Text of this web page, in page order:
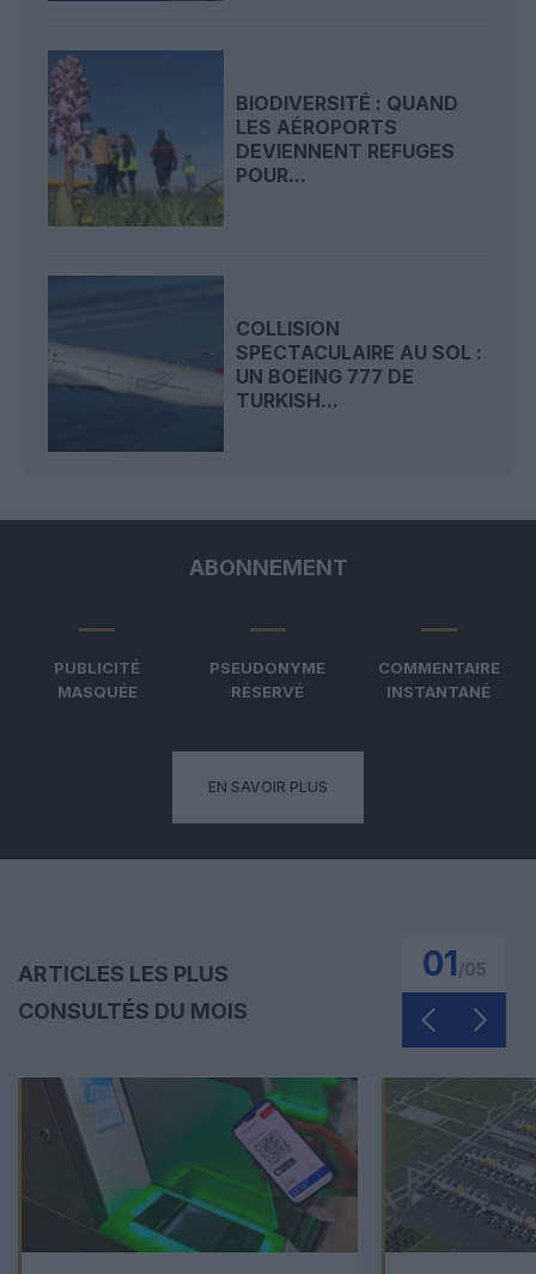
BIODIVERSITÉ : QUAND
LES AÉROPORTS
DEVIENNENT REFUGES
POUR...
COLLISION
SPECTACULAIRE AU SOL :
UN BOEING 777 DE
TURKISH...
ABONNEMENT
PUBLICITÉ
MASQUÉE
PSEUDONYME
RÉSERVÉ
COMMENTAIRE
INSTANTANÉ
EN SAVOIR PLUS
ARTICLES LES PLUS
CONSULTÉS DU MOIS
01